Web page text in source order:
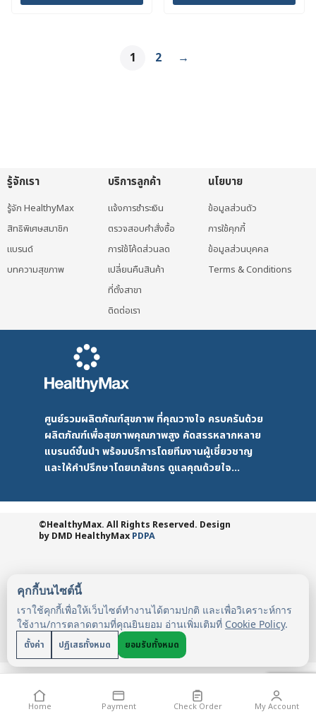
1 2 →
คุกกี้บนไซต์นี้
เราใช้คุกกี้เพื่อให้เว็บไซต์ทำงานได้ตามปกติ และเพื่อวิเคราะห์การ
ใช้งาน/การตลาดตามที่คุณยินยอม อ่านเพิ่มเติมที่ Cookie Policy.
ตั้งค่า ปฏิเสธทั้งหมด ยอมรับทั้งหมด
รู้จักเรา
รู้จัก HealthyMax
สิทธิพิเศษสมาชิก
แบรนด์
บทความสุขภาพ
บริการลูกค้า
แจ้งการชำระเงิน
ตรวจสอบคำสั่งซื้อ
การใช้โค้ดส่วนลด
เปลี่ยนคืนสินค้า
ที่ตั้งสาขา
ติดต่อเรา
นโยบาย
ข้อมูลส่วนตัว
การใช้คุกกี้
ข้อมูลส่วนบุคคล
Terms & Conditions
ศูนย์รวมผลิตภัณฑ์สุขภาพ ที่คุณวางใจ ครบครันด้วย
ผลิตภัณฑ์เพื่อสุขภาพคุณภาพสูง คัดสรรหลากหลาย
แบรนด์ชั้นนำ พร้อมบริการโดยทีมงานผู้เชี่ยวชาญ
และให้คำปรึกษาโดยเภสัชกร ดูแลคุณด้วยใจ...
©HealthyMax. All Rights Reserved. Design
by DMD HealthyMax PDPA
Home Payment Check Order My Account